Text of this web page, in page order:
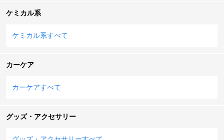
ケミカル系
ケミカル系すべて
カーケア
カーケアすべて
グッズ・アクセサリー